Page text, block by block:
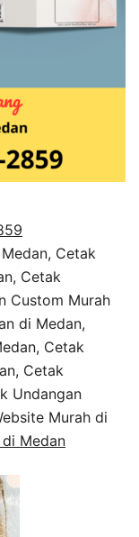
Cetak
Cetak
Custom Murah
di Medan,
Cetak
Cetak
Undangan
Murah di
Medan